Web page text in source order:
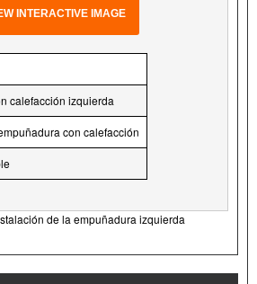
INTERACTIVE IMAGE
calefacción izquierda
con calefacción
de la empuñadura izquierda